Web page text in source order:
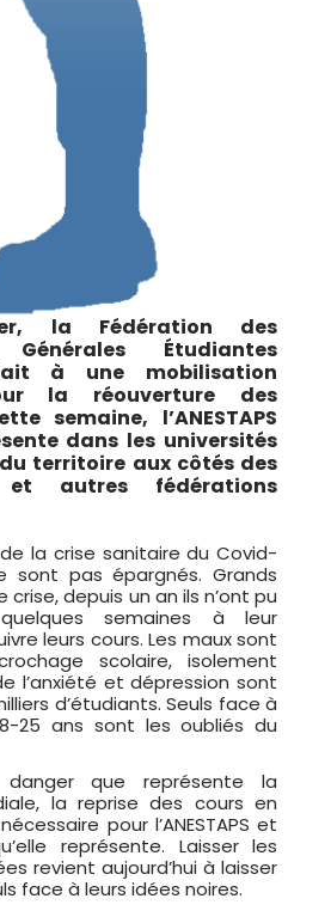
la Fédération des
Générales Étudiantes
à une mobilisation
la réouverture des
semaine, l’ANESTAPS
dans les universités
du territoire aux côtés des
et autres fédérations
la crise sanitaire du Covid-
sont pas épargnés. Grands
depuis un an ils n’ont pu
semaines à leur
leurs cours. Les maux sont
scolaire, isolement
l’anxiété et dépression sont
d’étudiants. Seuls face à
25 ans sont les oubliés du
danger que représente la
la reprise des cours en
pour l’ANESTAPS et
représente. Laisser les
revient aujourd’hui à laisser
face à leurs idées noires.